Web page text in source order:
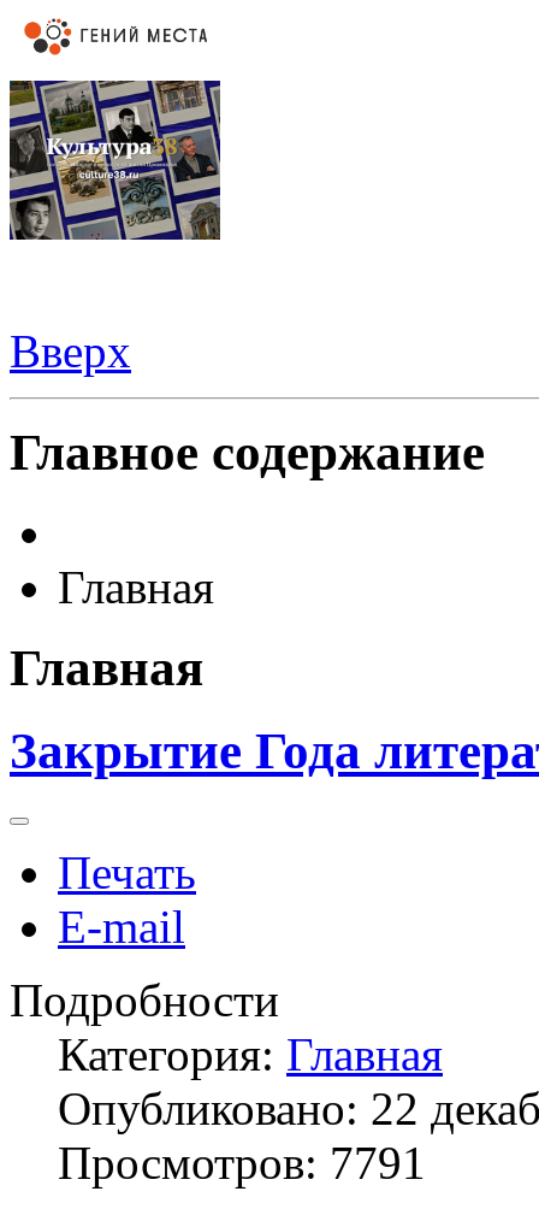
Вверх
Главное содержание
Главная
Главная
Закрытие Года
Печать
E-mail
Подробности
Категория: Главная
Опубликовано: 22
Просмотров: 7791